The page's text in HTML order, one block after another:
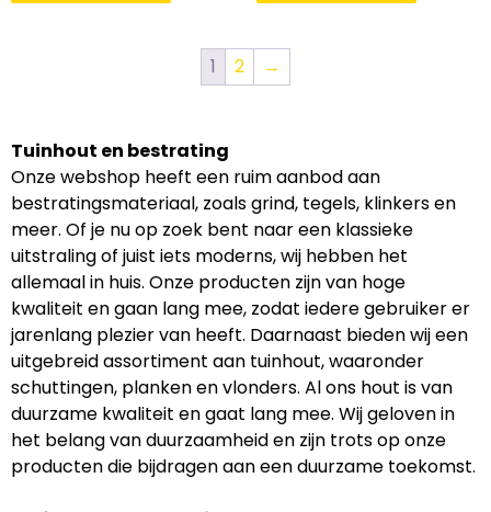
1 2 →
Tuinhout en bestrating
Onze webshop heeft een ruim aanbod aan
bestratingsmateriaal, zoals grind, tegels, klinkers en
meer. Of je nu op zoek bent naar een klassieke
uitstraling of juist iets moderns, wij hebben het
allemaal in huis. Onze producten zijn van hoge
kwaliteit en gaan lang mee, zodat iedere gebruiker er
jarenlang plezier van heeft. Daarnaast bieden wij een
uitgebreid assortiment aan tuinhout, waaronder
schuttingen, planken en vlonders. Al ons hout is van
duurzame kwaliteit en gaat lang mee. Wij geloven in
het belang van duurzaamheid en zijn trots op onze
producten die bijdragen aan een duurzame toekomst.